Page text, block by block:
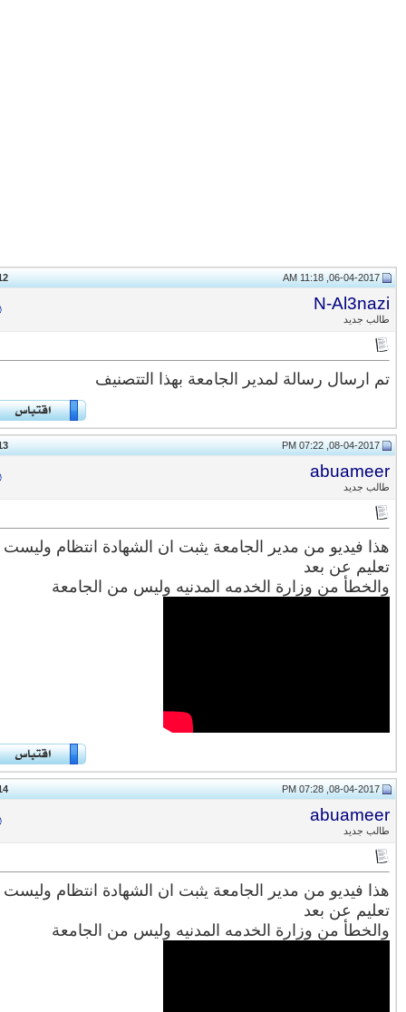
N-
جديد
ارسال رسالة لمدير الجامعة بهذا التتصنيف
جديد
فيديو من مدير الجامعة يثبت ان الشهادة انتظام وليست
عن بعد
من وزارة الخدمه المدنيه وليس من الجامعة
جديد
فيديو من مدير الجامعة يثبت ان الشهادة انتظام وليست
عن بعد
من وزارة الخدمه المدنيه وليس من الجامعة